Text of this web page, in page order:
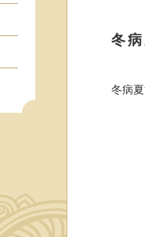
冬
冬病